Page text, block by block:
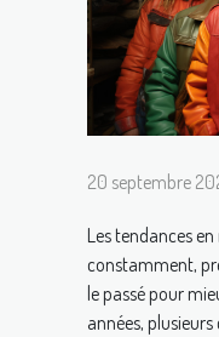
20 septembre
Les tendances
constamment,
le passé pour
années,